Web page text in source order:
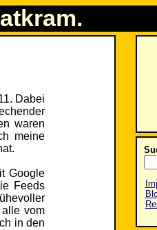
Dabei
waren
meine
Google
Feeds
vom
in den